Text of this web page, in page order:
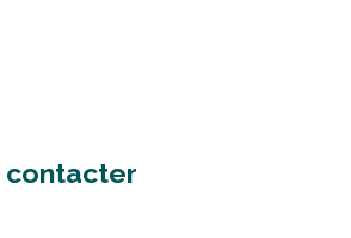
contacter